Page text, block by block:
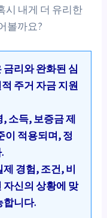
시 내게 더 유리한
볼까요?
리와 완화된 심
주거 자금 지원
소득, 보증금 제
이 적용되며, 정
경험, 조건, 비
자신의 상황에 맞
합니다.